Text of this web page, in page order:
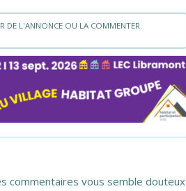
DE L'ANNONCE OU LA COMMENTER.
commentaires vous semble douteux